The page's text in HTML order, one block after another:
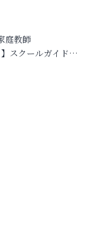
庭教師
スクールガイド…